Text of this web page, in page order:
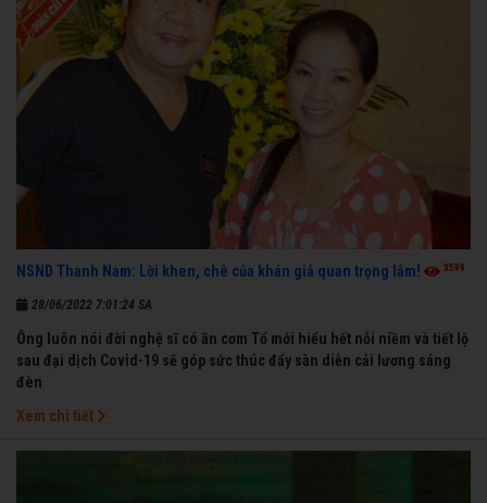
NSND Thanh Nam: Lời khen, chê của khán giả quan trọng lắm! 3599
28/06/2022 7:01:24 SA
Ông luôn nói đời nghệ sĩ có ăn cơm Tổ mới hiểu hết nỗi niềm và tiết lộ
sau đại dịch Covid-19 sẽ góp sức thúc đẩy sàn diễn cải lương sáng
đèn
Xem chi tiết